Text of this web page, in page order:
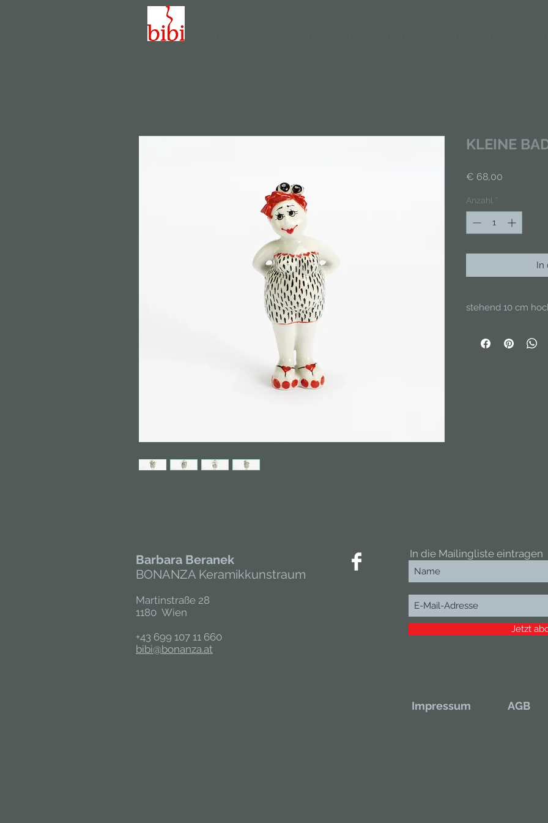
KLEINE
€ 68,00
Anzahl *
In
stehend 10 cm
glasiert. Unikat.
Barbara Beranek
BONANZA Keramikkunstraum
Martinstraße 28
1180 Wien
+43 699 107 11 660
bibi@bonanza.at
In die Mailingliste eintragen
Jetzt
Impressum AGB